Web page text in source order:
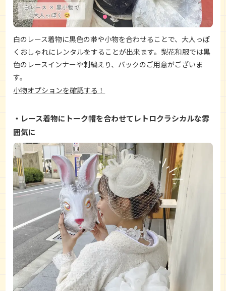
白のレース着物に黒色の帯や小物を合わせることで、大人っぽ
くおしゃれにレンタルをすることが出来ます。梨花和服では黒
色のレースインナーや刺繍えり、バックのご用意がございま
す。
小物オプションを確認する！
レース着物にトーク帽を合わせてレトロクラシカルな雰
囲気に